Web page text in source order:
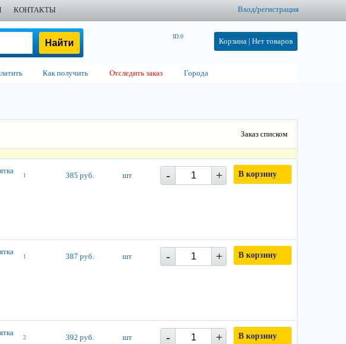
КОНТАКТЫ Вход/регистрация
Корзина | Нет товаров
ID:0
Как получить Отследить заказ Города
Заказ списком
1 385 руб. шт - + В корзину
1 387 руб. шт - + В корзину
2 392 руб. шт - + В корзину